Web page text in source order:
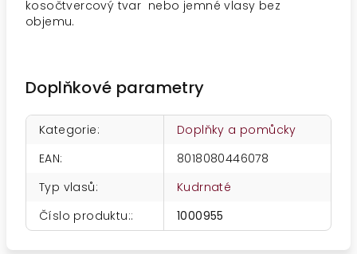
kosočtvercový tvar nebo jemné vlasy bez
objemu.
Doplňkové parametry
Kategorie:
Doplňky a pomůcky
EAN:
8018080446078
Typ vlasů:
Kudrnaté
Číslo produktu:: 1000955